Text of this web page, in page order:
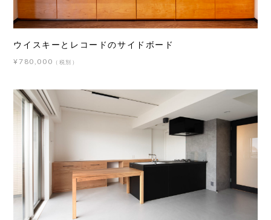
ウイスキーとレコードのサイドボード
¥780,000 （税別）